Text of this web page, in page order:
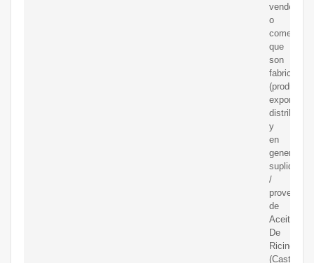
o
que
son
fabricantes
y
en
general
suplidores
/
de
Aceite
De
Ricino
(Castor).